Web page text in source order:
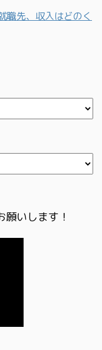
職先、収入はどのく
いします！